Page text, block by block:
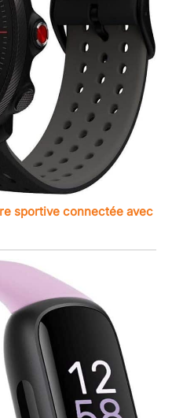
sportive connectée avec